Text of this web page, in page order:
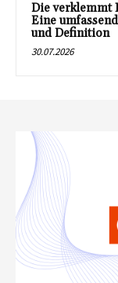
Die verklemmt
Eine
und Definition
30.07.2026